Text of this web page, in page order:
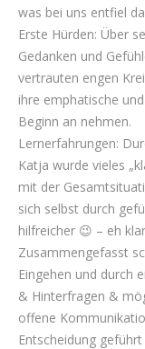
was bei uns entfiel
Erste Hürden: Über
Gedanken und
vertrauten engen
ihre emphatische
Beginn an nehmen.
Lernerfahrungen:
Katja wurde vieles
mit der
sich selbst durch
hilfreicher 😉 – eh
Zusammengefasst
Eingehen und durch
& Hinterfragen &
offene
Entscheidung